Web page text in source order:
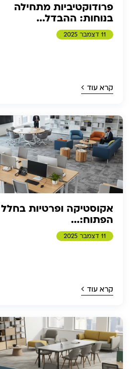
פרודוקטיביות מתחילה
בנוחות: ההבדל...
11 דצמבר 2025
קרא עוד
אקוסטיקה ופרטיות בחלל
הפתוח:...
11 דצמבר 2025
קרא עוד